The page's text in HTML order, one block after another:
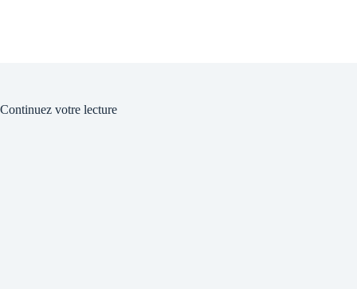
Continuez votre lecture